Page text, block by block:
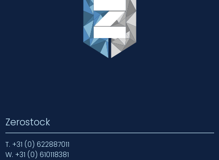
Zerostock
T. +31 (0) 622887011
W. +31 (0) 610118381